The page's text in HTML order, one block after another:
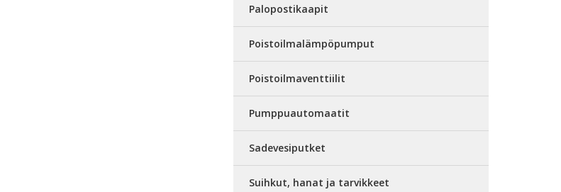
Palopostikaapit
Poistoilmalämpöpumput
Poistoilmaventtiilit
Pumppuautomaatit
Sadevesiputket
Suihkut, hanat ja tarvikkeet